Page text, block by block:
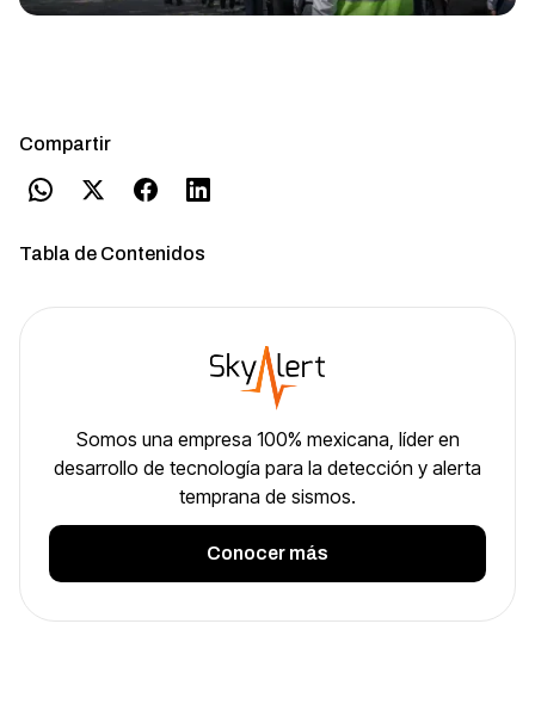
Compartir
Tabla de Contenidos
Somos una empresa 100% mexicana, líder en
desarrollo de tecnología para la detección y alerta
temprana de sismos.
Conocer más